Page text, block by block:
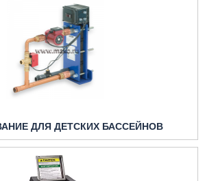
ДЛЯ ДЕТСКИХ БАССЕЙНОВ